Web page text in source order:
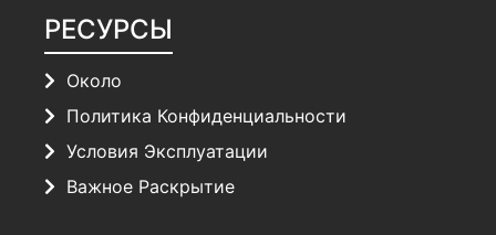
РЕСУРСЫ
Около
Политика Конфиденциальности
Условия Эксплуатации
Важное Раскрытие